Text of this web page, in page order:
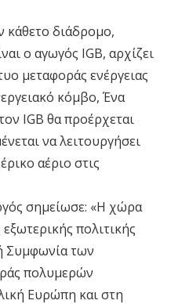
κάθετο διάδρομο,
ο αγωγός IGB, αρχίζει
μεταφοράς ενέργειας
κόμβο, Ένα
IGB θα προέρχεται
να λειτουργήσει
αέριο στις
σημείωσε: «Η χώρα
πολιτικής
Συμφωνία των
πολυμερών
Ευρώπη και στη